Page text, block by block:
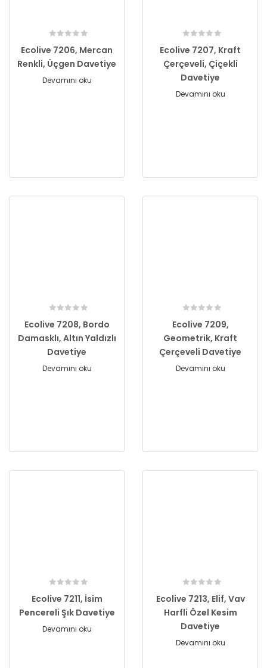
Ecolive 7206, Mercan
Renkli, Üçgen Davetiye
Devamını oku
Ecolive 7207, Kraft
Çerçeveli, Çiçekli
Davetiye
Devamını oku
Ecolive 7208, Bordo
Damasklı, Altın Yaldızlı
Davetiye
Devamını oku
Ecolive 7209,
Geometrik, Kraft
Çerçeveli Davetiye
Devamını oku
Ecolive 7211, İsim
Pencereli Şık Davetiye
Devamını oku
Ecolive 7213, Elif, Vav
Harfli Özel Kesim
Davetiye
Devamını oku